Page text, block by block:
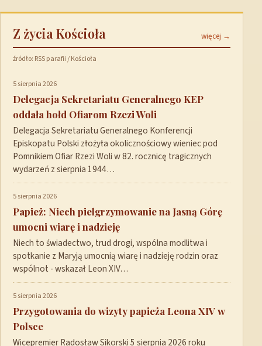
Z życia Kościoła więcej →
źródło: RSS parafii / Kościoła
5 sierpnia 2026
Delegacja Sekretariatu Generalnego KEP
oddała hołd Ofiarom Rzezi Woli
Delegacja Sekretariatu Generalnego Konferencji
Episkopatu Polski złożyła okolicznościowy wieniec pod
Pomnikiem Ofiar Rzezi Woli w 82. rocznicę tragicznych
wydarzeń z sierpnia 1944…
5 sierpnia 2026
Papież: Niech pielgrzymowanie na Jasną Górę
umocni wiarę i nadzieję
Niech to świadectwo, trud drogi, wspólna modlitwa i
spotkanie z Maryją umocnią wiarę i nadzieję rodzin oraz
wspólnot - wskazał Leon XIV…
5 sierpnia 2026
Przygotowania do wizyty papieża Leona XIV w
Polsce
Wicepremier Radosław Sikorski 5 sierpnia 2026 roku